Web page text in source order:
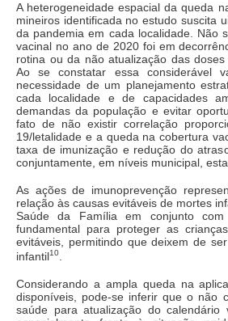
A heterogeneidade espacial da queda
mineiros identificada no estudo suscita
da pandemia em cada localidade. Não
vacinal no ano de 2020 foi em
rotina ou da não atualização das
Ao se constatar essa considerável
necessidade de um planejamento
cada localidade e de capacidades
demandas da população e evitar
fato de não existir correlação
19/letalidade e a queda na cobertura
taxa de imunização e redução do
conjuntamente, em níveis municipal,
As ações de imunoprevenção
relação às causas evitáveis de mortes
Saúde da Família em conjunto
fundamental para proteger as
evitáveis, permitindo que deixem de
infantil10
Considerando a ampla queda na
disponíveis, pode-se inferir que o não
saúde para atualização do